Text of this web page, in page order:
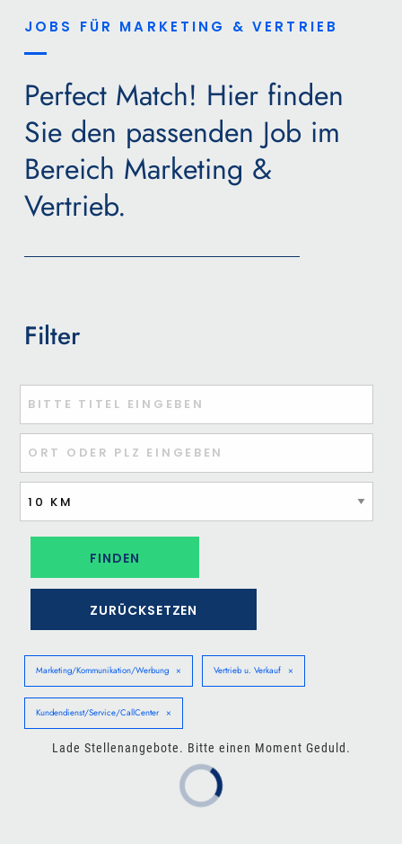
JOBS FÜR MARKETING & VERTRIEB
Perfect Match! Hier finden
Sie den passenden Job im
Bereich Marketing &
Vertrieb.
Filter
Titel oder Stichwort eingeben
ZURÜCKSETZEN
Marketing/Kommunikation/Werbung Vertrieb u. Verkauf
Kundendienst/Service/CallCenter
Lade Stellenangebote. Bitte einen Moment Geduld.